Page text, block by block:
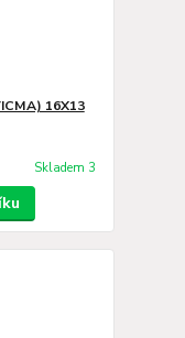
16X13
Skladem 3